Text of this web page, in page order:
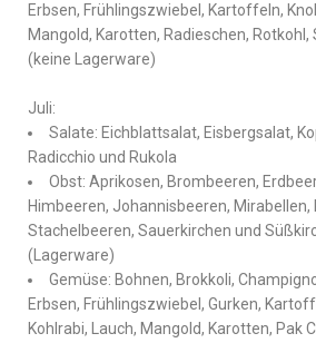
Erbsen, Frühlingszwiebel, Kartoffeln,
Mangold, Karotten, Radieschen, Rotkohl,
(keine Lagerware)
Juli:
Salate: Eichblattsalat, Eisbergsalat,
Radicchio und Rukola
Obst: Aprikosen, Brombeeren,
Himbeeren, Johannisbeeren,
Stachelbeeren, Sauerkirchen und
(Lagerware)
Gemüse: Bohnen, Brokkoli,
Erbsen, Frühlingszwiebel, Gurken,
Kohlrabi, Lauch, Mangold, Karotten, Pak